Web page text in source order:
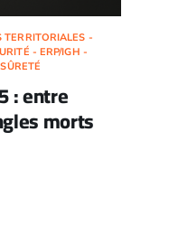
TERRITORIALES -
- ERP/IGH -
: entre
morts